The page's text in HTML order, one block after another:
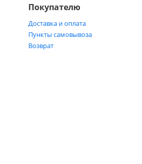
Покупателю
Доставка и оплата
Пункты самовывоза
Возврат